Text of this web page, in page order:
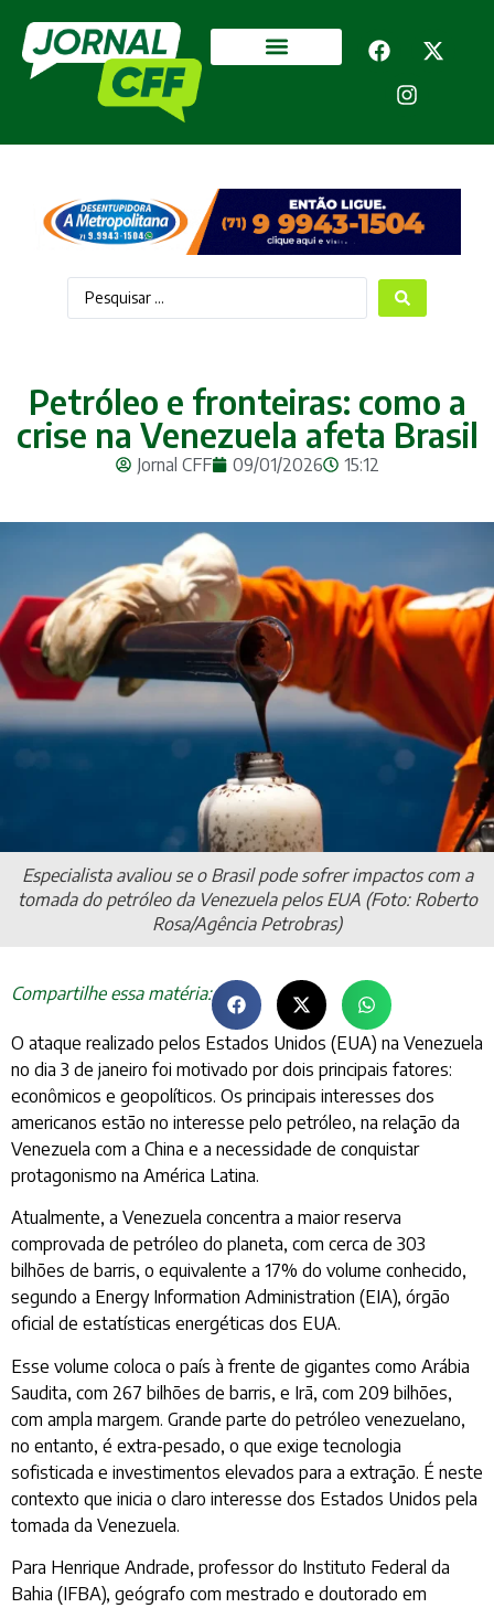
Petróleo e fronteiras: como a
crise na Venezuela afeta Brasil
Jornal CFF 09/01/2026 15:12
Especialista avaliou se o Brasil pode sofrer impactos com a
tomada do petróleo da Venezuela pelos EUA (Foto: Roberto
Rosa/Agência Petrobras)
Compartilhe essa matéria:
O ataque realizado pelos Estados Unidos (EUA) na Venezuela
no dia 3 de janeiro foi motivado por dois principais fatores:
econômicos e geopolíticos. Os principais interesses dos
americanos estão no interesse pelo petróleo, na relação da
Venezuela com a China e a necessidade de conquistar
protagonismo na América Latina.
Atualmente, a Venezuela concentra a maior reserva
comprovada de petróleo do planeta, com cerca de 303
bilhões de barris, o equivalente a 17% do volume conhecido,
segundo a Energy Information Administration (EIA), órgão
oficial de estatísticas energéticas dos EUA.
Esse volume coloca o país à frente de gigantes como Arábia
Saudita, com 267 bilhões de barris, e Irã, com 209 bilhões,
com ampla margem. Grande parte do petróleo venezuelano,
no entanto, é extra-pesado, o que exige tecnologia
sofisticada e investimentos elevados para a extração. É neste
contexto que inicia o claro interesse dos Estados Unidos pela
tomada da Venezuela.
Para Henrique Andrade, professor do Instituto Federal da
Bahia (IFBA), geógrafo com mestrado e doutorado em